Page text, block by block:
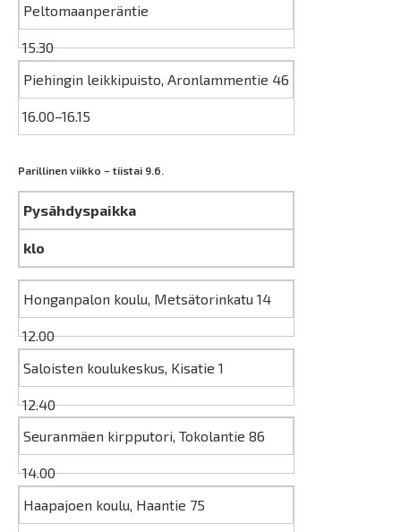
Peltomaanperäntie
15.30
Piehingin leikkipuisto, Aronlammentie 46
16.00–16.15
Parillinen viikko – tiistai 9.6.
Pysähdyspaikka
klo
Honganpalon koulu, Metsätorinkatu 14
12.00
Saloisten koulukeskus, Kisatie 1
12.40
Seuranmäen kirpputori, Tokolantie 86
14.00
Haapajoen koulu, Haantie 75